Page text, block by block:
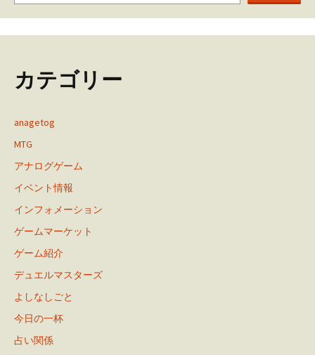
カテゴリー
anagetog
MTG
アナログゲーム
イベント情報
インフォメーション
ゲームマーケット
ゲーム紹介
デュエルマスターズ
よしなしごと
今日の一杯
占い関係